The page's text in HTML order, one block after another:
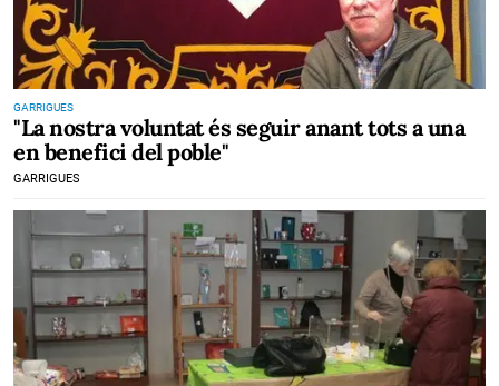
GARRIGUES
"La nostra voluntat és seguir anant tots a una
en benefici del poble"
GARRIGUES